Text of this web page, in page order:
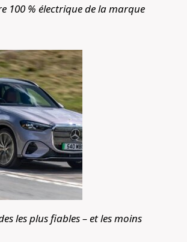
100 % électrique de la marque
les plus fiables – et les moins